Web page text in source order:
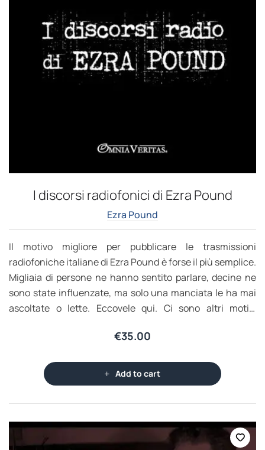
I discorsi radiofonici di Ezra Pound
Ezra Pound
Il motivo migliore per pubblicare le trasmissioni
radiofoniche italiane di Ezra Pound è forse il più semplice.
Migliaia di persone ne hanno sentito parlare, decine ne
sono state influenzate, ma solo una manciata le ha mai
ascoltate o lette. Eccovele qui. Ci sono altri motivi
loro autore. Nessun altro americano – e solo pochi
profondo in così tanti aspetti del XX secolo: dalla poesia
all’economia, dal teatro alla filosofia, dalla politica alla
pedagogia, dal provenzale al cinese.
€35.00
Add to cart